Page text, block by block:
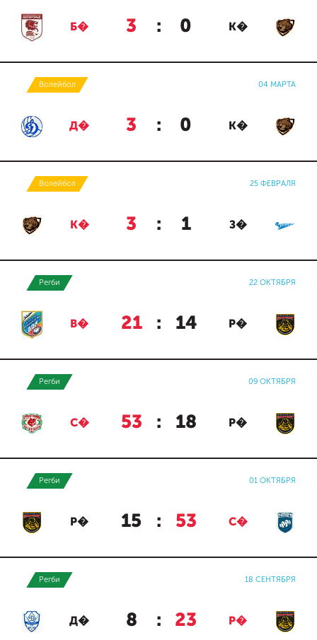
Б� 3 : 0 К�
Волейбол 04 МАРТА
Д� 3 : 0 К�
Волейбол 25 ФЕВРАЛЯ
К� 3 : 1 З�
Регби 22 ОКТЯБРЯ
В� 21 : 14 Р�
Регби 09 ОКТЯБРЯ
С� 53 : 18 Р�
Регби 01 ОКТЯБРЯ
Р� 15 : 53 С�
Регби 18 СЕНТЯБРЯ
Д� 8 : 23 Р�